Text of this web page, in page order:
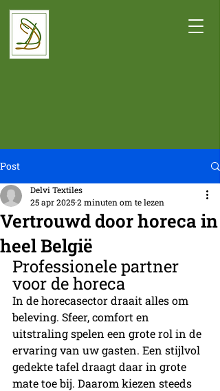
Post
Vertrouwd door horeca in
heel België
Delvi Textiles
25 apr 20252 minuten om te lezen
Professionele partner
voor de horeca
In de horecasector draait alles om
beleving. Sfeer, comfort en
uitstraling spelen een grote rol in de
ervaring van uw gasten. Een stijlvol
gedekte tafel draagt daar in grote
mate toe bij. Daarom kiezen steeds